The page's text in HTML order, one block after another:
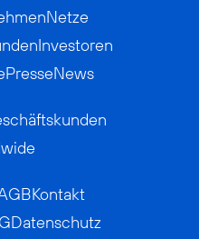
Netze
Investoren
PresseNews
Kontakt
Datenschutz